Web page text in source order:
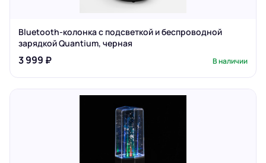
Bluetooth-колонка с подсветкой и беспроводной
зарядкой Quantium, черная
3 999 ₽ В наличии